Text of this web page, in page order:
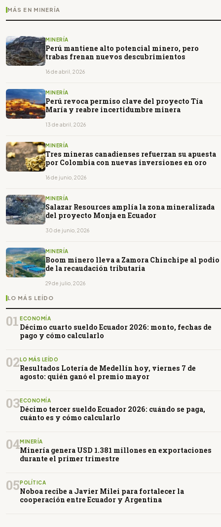
MÁS EN MINERÍA
MINERÍA
Perú mantiene alto potencial minero, pero
trabas frenan nuevos descubrimientos
16 de abril, 2026
MINERÍA
Perú revoca permiso clave del proyecto Tía
María y reabre incertidumbre minera
13 de abril, 2026
MINERÍA
Tres mineras canadienses refuerzan su apuesta
por Colombia con nuevas inversiones en oro
16 de junio, 2026
MINERÍA
Salazar Resources amplía la zona mineralizada
del proyecto Monja en Ecuador
30 de junio, 2026
MINERÍA
Boom minero lleva a Zamora Chinchipe al podio
de la recaudación tributaria
29 de julio, 2026
LO MÁS LEÍDO
01 ECONOMÍA
Décimo cuarto sueldo Ecuador 2026: monto, fechas de
pago y cómo calcularlo
02LO MÁS LEÍDO
Resultados Lotería de Medellín hoy, viernes 7 de
agosto: quién ganó el premio mayor
03ECONOMÍA
Décimo tercer sueldo Ecuador 2026: cuándo se paga,
cuánto es y cómo calcularlo
04MINERÍA
Minería genera USD 1.381 millones en exportaciones
durante el primer trimestre
05POLÍTICA
Noboa recibe a Javier Milei para fortalecer la
cooperación entre Ecuador y Argentina